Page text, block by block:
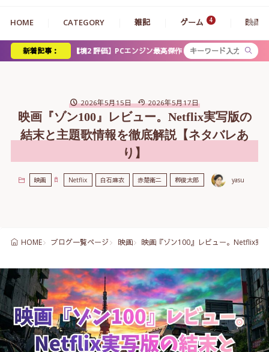
HOME CATEGORY 雑記 ゲーム 映画
新着記事：
2 評価】PCエンジン最高傑作レビュー！圧倒的ボリュームと過激な物語が織り
2026年5月15日 2026年5月17日
映画『ゾン100』レビュー。Netflix実写版の
結末と主題歌情報を徹底解説【ネタバレあ
り】
映画 Netflix 白石麻衣 赤楚衛二 栁俊太郎 yasu
HOME ブログ一覧ページ 映画 映画『ゾン100』レビュー。Netflix実